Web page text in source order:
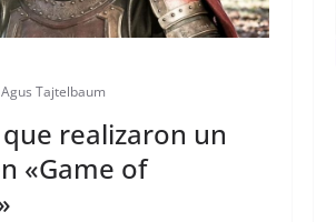
Agus Tajtelbaum
realizaron un
«Game of